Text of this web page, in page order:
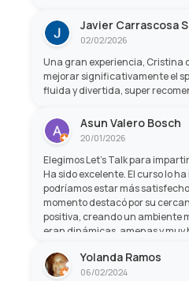
Javier Carrascosa
02/02/2026
Una gran experiencia, Cristina
mejorar significativamente el
fluida y divertida, super
Asun Valero Bosch
20/01/2026
Elegimos Let’s Talk para
Ha sido excelente. El curso lo
podríamos estar más
momento destacó por su
positiva, creando un ambiente
eran dinámicas, amenas y muy
pasara volando mientras
duda, una formación muy
Yolanda Ramos
06/02/2024